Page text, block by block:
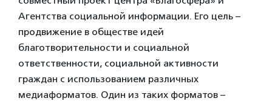
Агентства социальной информации. Его цель –
продвижение в обществе идей
благотворительности и социальной
ответственности, социальной активности
граждан с использованием различных
медиаформатов. Один из таких форматов –